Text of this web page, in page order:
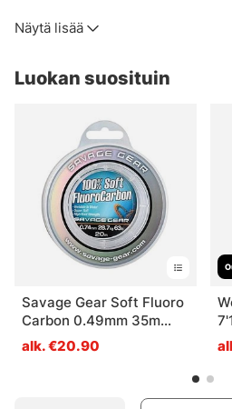
eeppiseksi, jossa vahvat tunteet
pettymään!
varusteita, sauvoja, keloja jne.
PerchFightin >>
Näytä lisää
Luokan suosituin
Savage Gear Soft Fluoro
Carbon 0.49mm 35m
15.2kg 33.5lb
alk. €20.90